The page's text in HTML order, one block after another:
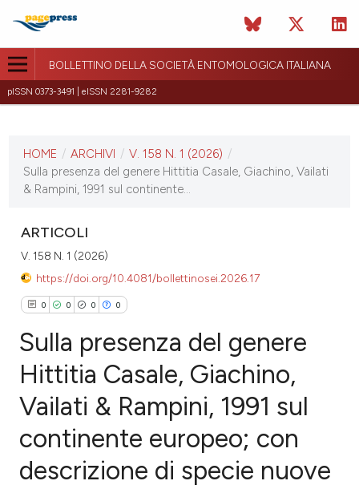
BOLLETTINO DELLA SOCIETÀ ENTOMOLOGICA ITALIANA
pISSN 0373-3491 | eISSN 2281-9282
V. 158 N. 1 (2026)
30 aprile 2026
HOME / ARCHIVI / V. 158 N. 1 (2026) /
Sulla presenza del genere Hittitia Casale, Giachino, Vailati
& Rampini, 1991 sul continente...
ARTICOLI
V. 158 N. 1 (2026)
https://doi.org/10.4081/bollettinosei.2026.17
0 0 0 0
Citing Publications
Supporting
Contrasting
Sulla presenza del genere
Hittitia Casale, Giachino,
Vailati & Rampini, 1991 sul
continente europeo; con
descrizione di specie nuove